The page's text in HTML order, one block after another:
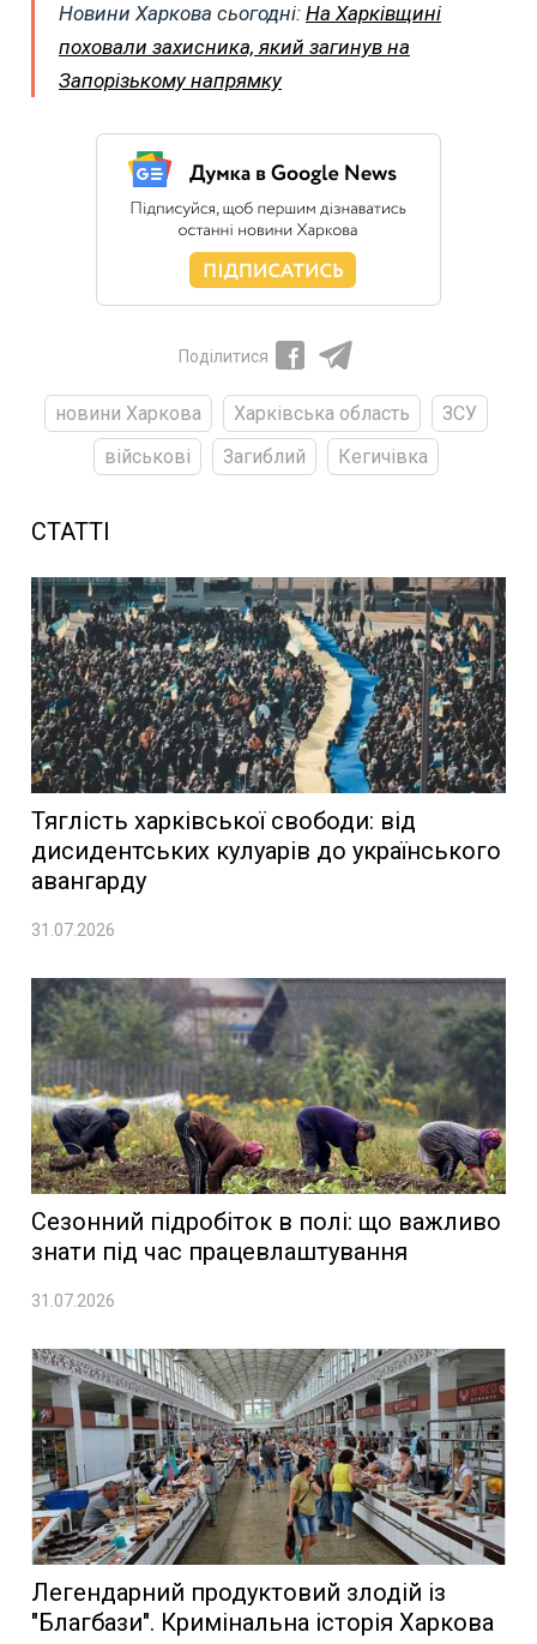
Новини Харкова сьогодні: На Харківщині
поховали захисника, який загинув на
Запорізькому напрямку
Поділитися
новини Харкова Харківська область
ЗСУ
військові
Загиблий Кегичівка
СТАТТІ
Тяглість харківської свободи: від
дисидентських кулуарів до українського
авангарду
31.07.2026
Сезонний підробіток в полі: що важливо
знати під час працевлаштування
31.07.2026
Легендарний продуктовий злодій із
"Благбази". Кримінальна історія Харкова